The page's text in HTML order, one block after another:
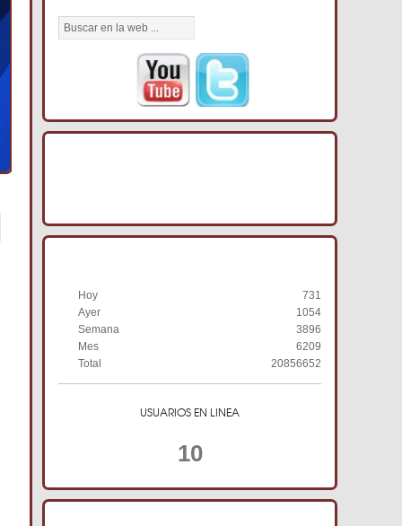
Hoy
731
Ayer
1054
Semana
3896
Mes
6209
Total
20856652
USUARIOS EN LINEA
10